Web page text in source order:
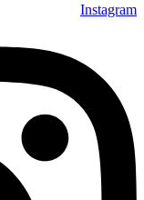
Instagram